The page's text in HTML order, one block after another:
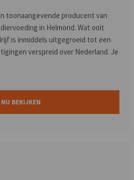
toonaangevende producent van
in Helmond. Wat ooit
is inmiddels uitgegroeid tot een
verspreid over Nederland. Je
NU BEKIJKEN